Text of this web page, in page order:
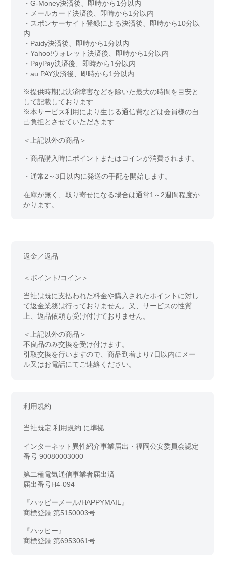
・G-Money決済後、即時から1分以内
・メールカード決済後、即時から1分以内
・スポンサーサイト登録による決済後、即時から10分以
内
・Paidy決済後、即時から1分以内
・Yahoo!ウォレット決済後、即時から1分以内
・PayPay決済後、即時から1分以内
・au PAY決済後、即時から1分以内
※提供時期は決済障害などを除いた最大の時間を目安と
して記載しております
※本サービス利用により生じる通信費などは会員様の自
己負担とさせていただきます
＜上記以外の商品＞
・商品購入時にポイントまたはコインが消費されます。
・通常2～3日以内に発送の手配を開始します。
在庫が無く、取り寄せになる場合は通常1～2週間程度か
かります。
返金／返品
＜ポイント/コイン＞
当社は既に支払われた料金や購入されたポイントに対し
て返金業務は行っておりません。又、サービスの性質
上、返品依頼も受け付けておりません。
＜上記以外の商品＞
不良品のみ交換を受け付けます。
引取交換を行いますので、商品到着より7日以内にメー
ル又はお電話にてご連絡ください。
利用規約
当社既定利用規約 に準拠
インターネット異性紹介事業届出・福岡公安委員会認定
番号 90080003000
第二種電気通信事業者届出済
届出番号H4-094
『ハッピーメール/HAPPYMAIL』
商標登録 第5150003号
『ハッピー』
商標登録 第6953061号